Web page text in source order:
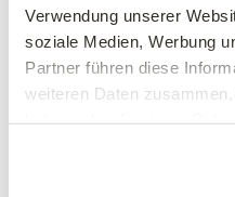
Verwendung unserer
soziale Medien, Werbung
Partner führen diese
weiteren Daten